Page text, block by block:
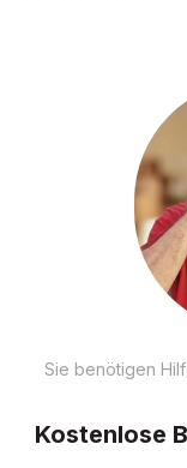
Sie benötigen
Kostenlose